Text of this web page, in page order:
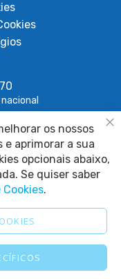
direitos reservados.
os nossos
aprimorar a sua
opcionais abaixo,
Se quiser saber
.